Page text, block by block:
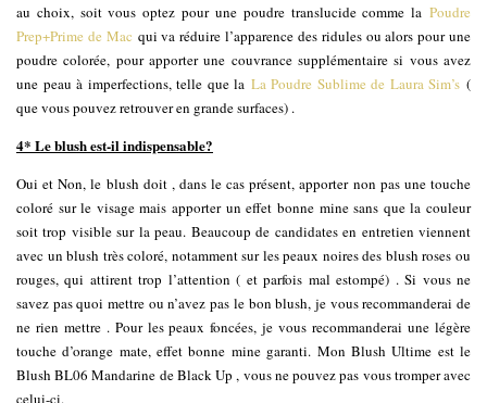
au choix, soit vous optez pour une poudre translucide comme la Poudre
Prep+Prime de Mac qui va réduire l’apparence des ridules ou alors pour une
poudre colorée, pour apporter une couvrance supplémentaire si vous avez
une peau à imperfections, telle que la La Poudre Sublime de Laura Sim’s (
que vous pouvez retrouver en grande surfaces) .
4* Le blush est-il indispensable?
Oui et Non, le blush doit , dans le cas présent, apporter non pas une touche
coloré sur le visage mais apporter un effet bonne mine sans que la couleur
soit trop visible sur la peau. Beaucoup de candidates en entretien viennent
avec un blush très coloré, notamment sur les peaux noires des blush roses ou
rouges, qui attirent trop l’attention ( et parfois mal estompé) . Si vous ne
savez pas quoi mettre ou n’avez pas le bon blush, je vous recommanderai de
ne rien mettre . Pour les peaux foncées, je vous recommanderai une légère
touche d’orange mate, effet bonne mine garanti. Mon Blush Ultime est le
Blush BL06 Mandarine de Black Up , vous ne pouvez pas vous tromper avec
celui-ci.